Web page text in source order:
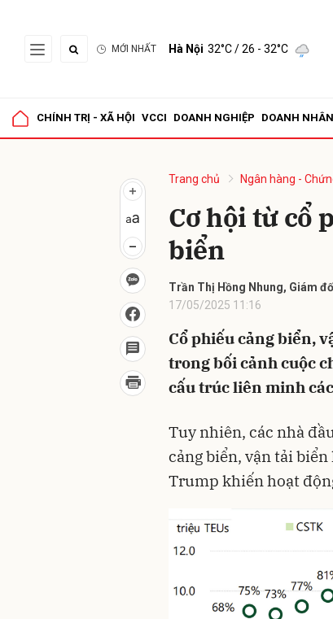
MỚI NHẤT Hà Nội 32°C/ 26 - 32°C
CHÍNH TRỊ - XÃ HỘI VCCI DOANH NGHIỆP DOANH NHÂN
Trang chủ Ngân hàng -
Cơ hội từ cổ
biển
Trần Thị Hồng Nhung, Giám
17/05/2025 11:16
Cổ phiếu cảng biển,
trong bối cảnh cuộc
cấu trúc liên minh
Tuy nhiên, các nhà
cảng biển, vận tải
Trump khiến hoạt